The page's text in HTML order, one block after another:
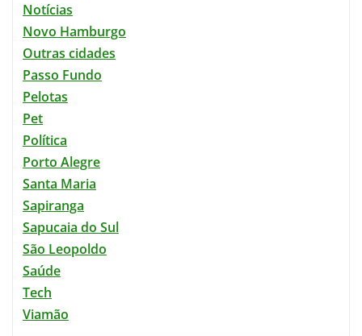
Notícias
Novo Hamburgo
Outras cidades
Passo Fundo
Pelotas
Pet
Política
Porto Alegre
Santa Maria
Sapiranga
Sapucaia do Sul
São Leopoldo
Saúde
Tech
Viamão